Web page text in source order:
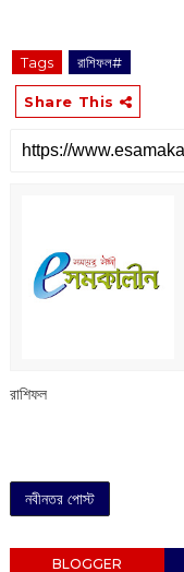
Tags রাশিফল#
Share This
রাশিফল
নবীনতর পোস্ট
BLOGGER